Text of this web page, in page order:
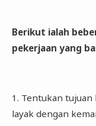
Berikut ialah
pekerjaan yang
1. Tentukan
layak dengan